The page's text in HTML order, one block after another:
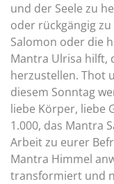
und der Seele zu
oder rückgängig
Salomon oder die
Mantra Ulrisa hilft,
herzustellen. Thot
diesem Sonntag
liebe Körper, liebe
1.000, das Mantra
Arbeit zu eurer
Mantra Himmel
transformiert und